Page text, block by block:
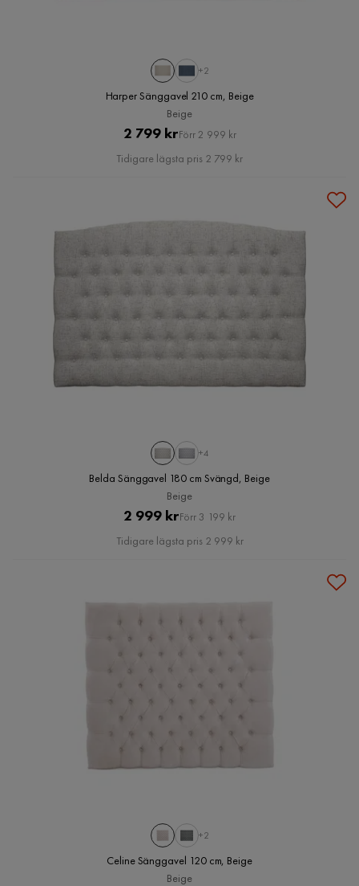
+2
Harper Sänggavel 210 cm, Beige
Beige
Pris
2 799 krOriginal
Pris
Förr 2 999 kr
Tidigare lägsta pris 2 799 kr
+4
Belda Sänggavel 180 cm Svängd, Beige
Beige
Pris
2 999 krOriginal
Pris
Förr 3 199 kr
Tidigare lägsta pris 2 999 kr
+2
Celine Sänggavel 120 cm, Beige
Beige